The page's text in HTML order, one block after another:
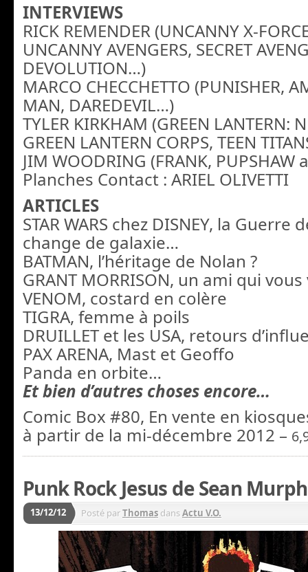
INTERVIEWS
RICK REMENDER (UNCANNY X-
UNCANNY AVENGERS, SECRET
DEVOLUTION…)
MARCO CHECCHETTO (PUNISHER,
MAN, DAREDEVIL…)
TYLER KIRKHAM (GREEN LANTERN:
GREEN LANTERN CORPS, TEEN
JIM WOODRING (FRANK, PUPSHAW
Planches Contact : ARIEL OLIVETTI
ARTICLES
STAR WARS chez DISNEY, la Guerre
change de galaxie…
BATMAN, l’héritage de Nolan ?
GRANT MORRISON, un ami qui vous
VENOM, costard en colère
TIGRA, femme à poils
DRUILLET et les USA, retours
PAX ARENA, Mast et Geoffo
Panda en orbite…
Et bien d’autres choses encore…
Comic Box #80, En vente en
à partir de la mi-décembre 2012 –
Punk Rock Jesus de Sean
13/12/12 Posté parThomas dansActu V.O.